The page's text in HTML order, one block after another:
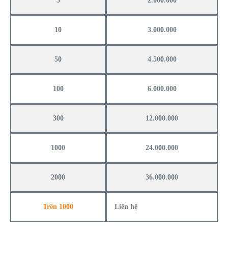
10 3.000.000
50 4.500.000
100 6.000.000
300 12.000.000
1000 24.000.000
2000 36.000.000
Trên 1000 Liên hệ